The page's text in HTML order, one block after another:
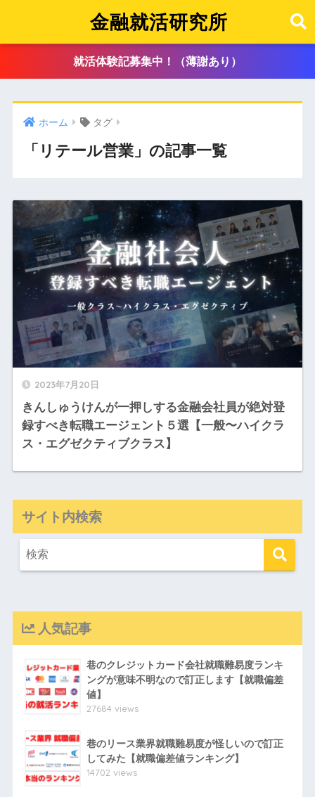
金融就活研究所
就活体験記募集中！（薄謝あり）
ホーム タグ
「リテール営業」の記事一覧
2023年7月20日
きんしゅうけんが一押しする金融会社員が絶対登
録すべき転職エージェント５選【一般〜ハイクラ
ス・エグゼクティブクラス】
サイト内検索
人気記事
巷のクレジットカード会社就職難易度ランキ
ングが意味不明なので訂正します【就職偏差
値】
27684 views
巷のリース業界就職難易度が怪しいので訂正
してみた【就職偏差値ランキング】
14702 views